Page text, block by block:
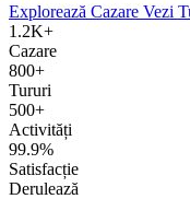
Explorează Cazare Vezi
1.2K+
Cazare
800+
Tururi
500+
Activități
99.9%
Satisfacție
Derulează